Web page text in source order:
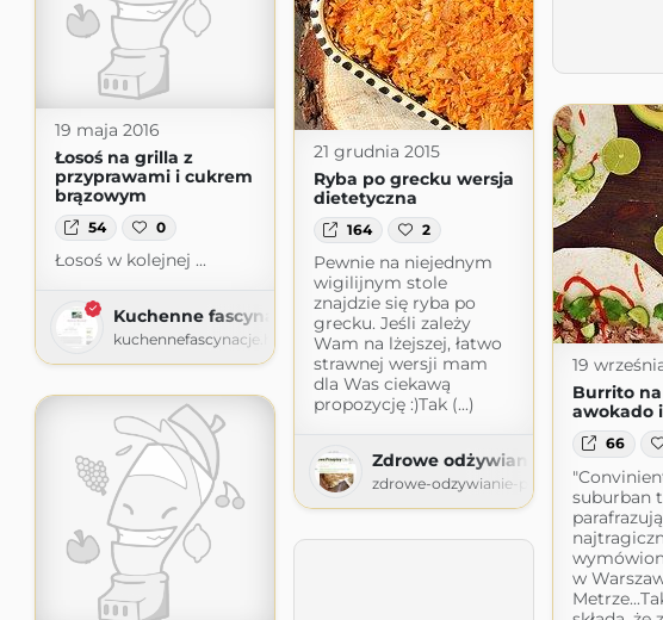
19 maja 2016
Łosoś na grilla z
przyprawami i cukrem
brązowym
54 0
Łosoś w kolejnej ...
Kuchenne fascynacje
kuchennefascynacje.home.blog
21 grudnia 2015
Ryba po grecku wersja
dietetyczna
164 2
Pewnie na niejednym
wigilijnym stole
znajdzie się ryba po
grecku. Jeśli zależy
Wam na lżejszej, łatwo
strawnej wersji mam
dla Was ciekawą
propozycję :)Tak (...)
Zdrowe odżywianie
zdrowe-odzywianie-
19
Burrito
awokado
66
suburban
w